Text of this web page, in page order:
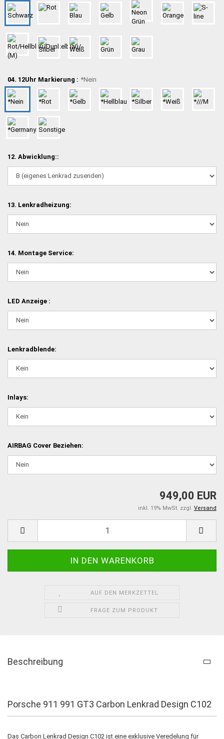
04. 12Uhr Markierung : *Nein
12. Abwicklung::
13. Lenkradheizung:
14. Montage Service:
LED Anzeige :
Lenkradblende:
Inlays:
AIRBAG Cover Beziehen:
949,00 EUR
inkl. 19% MwSt. zzgl. Versand
AUF DEN MERKZETTEL
FRAGE ZUM PRODUKT
Beschreibung
Porsche 911 991 GT3 Carbon Lenkrad Design C102
Das Carbon Lenkrad Design C102 ist eine exklusive Veredelung für